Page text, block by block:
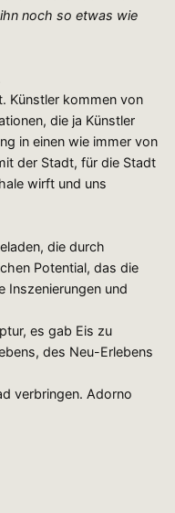
noch so etwas wie
Künstler kommen von
die ja Künstler
in einen wie immer von
der Stadt, für die Stadt
wirft und uns
die durch
Potential, das die
Inszenierungen und
es gab Eis zu
des Neu-Erlebens
verbringen. Adorno